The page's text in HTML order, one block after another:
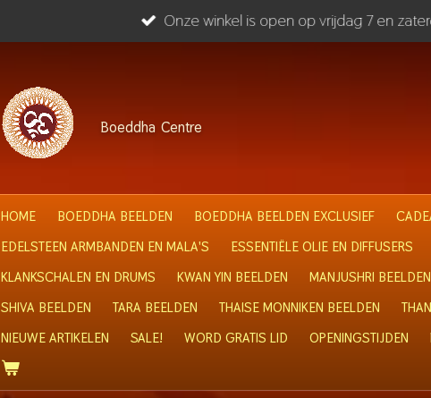
Onze winkel is open op vrijdag 7 en
Boeddha Centre
HOME BOEDDHA BEELDEN BOEDDHA BEELDEN EXCLUSIEF
EDELSTEEN ARMBANDEN EN MALA'S
ESSENTIËLE OLIE EN DIFFUSERS
KLANKSCHALEN EN DRUMS
KWAN YIN BEELDEN MANJUSHRI BEELDEN
SHIVA BEELDEN
TARA BEELDEN THAISE MONNIKEN BEELDEN
NIEUWE ARTIKELEN
SALE! WORD GRATIS LID OPENINGSTIJDEN